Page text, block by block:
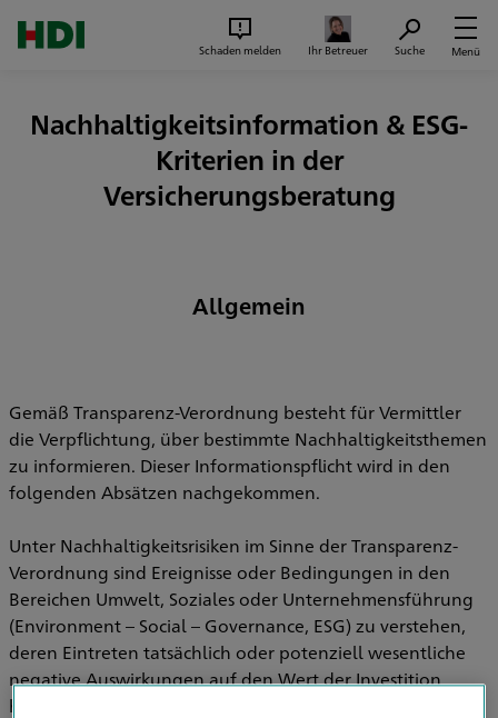
Schaden melden Ihr Betreuer Suche Menü
Nachhaltigkeitsinformation & ESG-
Kriterien in der
Versicherungsberatung
Allgemein
Gemäß Transparenz-Verordnung besteht für Vermittler
die Verpflichtung, über bestimmte Nachhaltigkeitsthemen
zu informieren. Dieser Informationspflicht wird in den
folgenden Absätzen nachgekommen.
Unter Nachhaltigkeitsrisiken im Sinne der Transparenz-
Verordnung sind Ereignisse oder Bedingungen in den
Bereichen Umwelt, Soziales oder Unternehmensführung
(Environment – Social – Governance, ESG) zu verstehen,
deren Eintreten tatsächlich oder potenziell wesentliche
negative Auswirkungen auf den Wert der Investition
haben können.